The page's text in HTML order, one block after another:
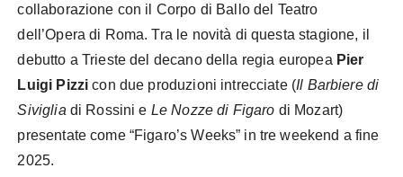
collaborazione con il Corpo di Ballo del Teatro
dell’Opera di Roma. Tra le novità di questa stagione, il
debutto a Trieste del decano della regia europea Pier
Luigi Pizzi con due produzioni intrecciate (Il Barbiere di
Siviglia di Rossini e Le Nozze di Figaro di Mozart)
presentate come “Figaro’s Weeks” in tre weekend a fine
2025.